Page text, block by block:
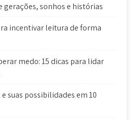
gerações, sonhos e histórias
incentivar leitura de forma
medo: 15 dicas para lidar
suas possibilidades em 10